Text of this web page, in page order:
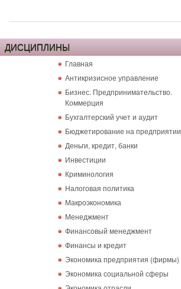
ДИСЦИПЛИНЫ
Главная
Антикризисное управление
Бизнес. Предпринимательство.
Коммерция
Бухгалтерский учет и аудит
Бюджетирование на предприятии
Деньги, кредит, банки
Инвестиции
Криминология
Налоговая политика
Макроэкономика
Менеджмент
Финансовый менеджмент
Финансы и кредит
Экономика предприятия (фирмы)
Экономика социальной сферы